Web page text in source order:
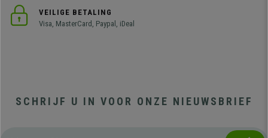
VEILIGE BETALING
Visa, MasterCard, Paypal, iDeal
SCHRIJF U IN VOOR ONZE NIEUWSBRIEF